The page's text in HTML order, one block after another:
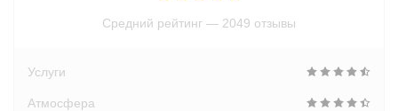
Средний рейтинг — 2049 отзывы
Услуги
Атмосфера